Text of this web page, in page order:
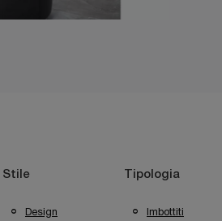
Stile
Design
Tipologia
Imbottiti